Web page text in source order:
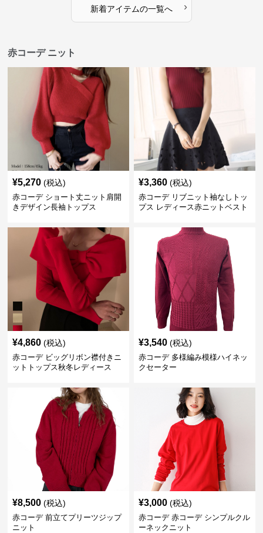
新着アイテムの一覧へ ›
赤コーデ ニット
¥5,270 (税込)
赤コーデ ショート丈ニット肩開
きデザイン長袖トップス
¥3,360 (税込)
赤コーデ リブニット袖なしトッ
プス レディース赤ニットベスト
¥4,860 (税込)
赤コーデ ビッグリボン襟付きニ
ットトップス秋冬レディース
¥3,540 (税込)
赤コーデ 多様編み模様ハイネッ
クセーター
¥8,500 (税込)
赤コーデ 前立てプリーツジップ
ニット
¥3,000 (税込)
赤コーデ 赤コーデ シンプルクル
ーネックニット